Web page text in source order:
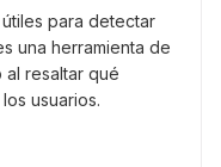
para detectar
una herramienta de
resaltar qué
usuarios.